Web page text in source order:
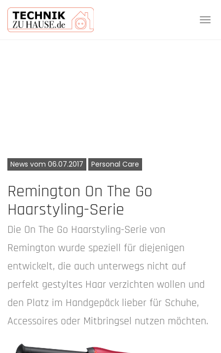
News vom 06.07.2017 Personal Care
Remington On The Go
Haarstyling-Serie
Die On The Go Haarstyling-Serie von
Remington wurde speziell für diejenigen
entwickelt, die auch unterwegs nicht auf
perfekt gestyltes Haar verzichten wollen und
den Platz im Handgepäck lieber für Schuhe,
Accessoires oder Mitbringsel nutzen möchten.